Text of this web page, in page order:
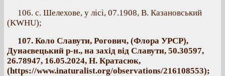
106. с. Шелехове, у лісі, 07.1908, В. Казановський
(KWHU);
107. Коло Славути, Рогович, (Флора УРСР),
Дунаєвецький р-н., на захід від Славути, 50.30597,
26.78947, 16.05.2024, Н. Кратасюк,
(https://www.inaturalist.org/observations/216108553);